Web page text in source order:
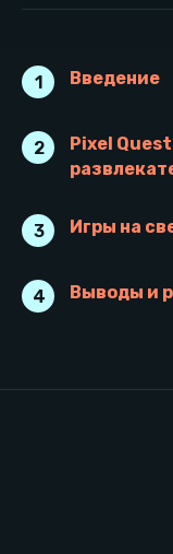
1 Введение
2
Pixel
3 Игры на
4 Выводы и